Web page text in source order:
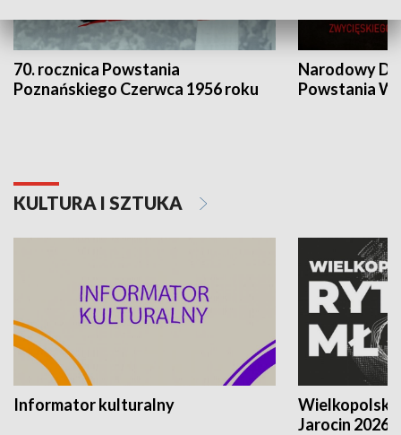
70. rocznica Powstania
Poznańskiego Czerwca 1956 roku
Narodowy
Powstania
KULTURA I SZTUKA
Informator kulturalny
Jarocin 2026